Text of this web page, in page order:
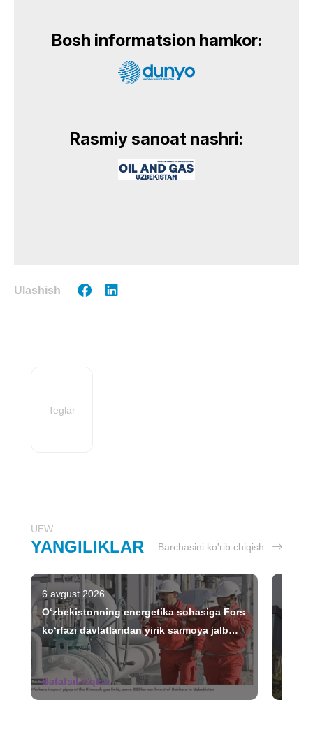
Bosh informatsion hamkor:
Rasmiy sanoat nashri:
Ulashish
Teglar
UEW
YANGILIKLAR Barchasini ko'rib chiqish
6 avgust 2026
O‘zbekistonning energetika sohasiga Fors
ko‘rfazi davlatlaridan yirik sarmoya jalb
etilmoqda
Batafsil o'qish